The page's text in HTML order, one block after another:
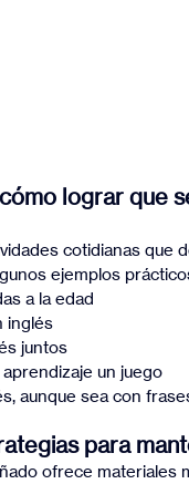
lograr que
cotidianas que
ejemplos
a la edad
inglés
juntos
un juego
aunque sea con
para
ofrece materiales